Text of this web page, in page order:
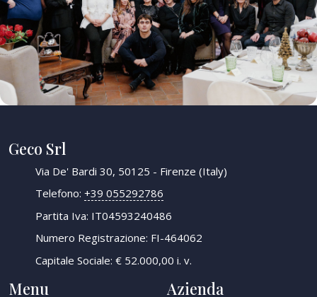
Geco Srl
Via De' Bardi 30, 50125 - Firenze (Italy)
Telefono: +39 055292786
Partita Iva: IT04593240486
Numero Registrazione: FI-464062
Capitale Sociale: € 52.000,00 i. v.
Menu Azienda